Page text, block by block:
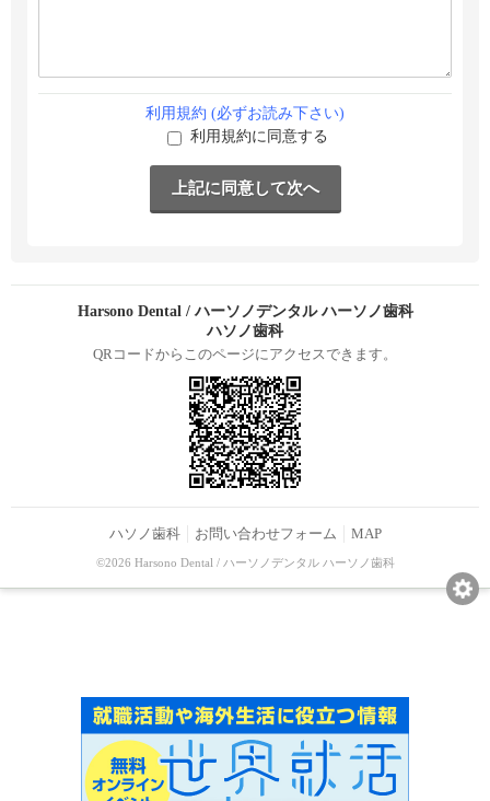
利用規約 (必ずお読み下さい)
利用規約に同意する
Harsono Dental / ハーソノデンタル ハーソノ歯科
ハソノ歯科
QRコードからこのページにアクセスできます。
ハソノ歯科 お問い合わせフォーム MAP
©2026 Harsono Dental / ハーソノデンタル ハーソノ歯科